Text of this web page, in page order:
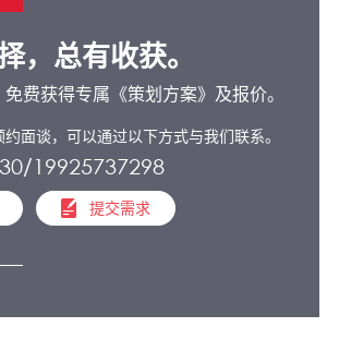
，总有收获。
费获得专属《策划方案》及报价。
面谈，可以通过以下方式与我们联系。
19925737298
提交需求